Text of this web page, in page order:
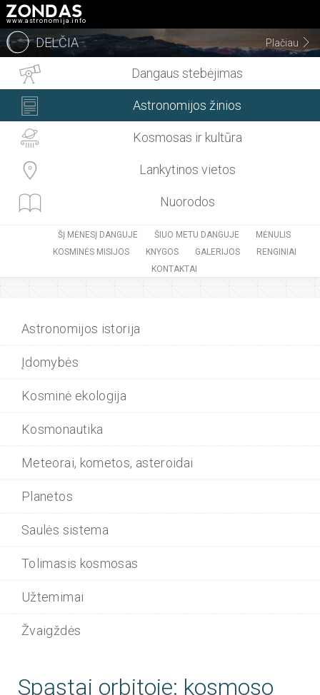
www.astronomija.info
DELČIA Plačiau
Dangaus stebėjimas
Astronomijos žinios
Kosmosas ir kultūra
Lankytinos vietos
Nuorodos
ŠĮ MĖNESĮ DANGUJE ŠIUO METU DANGUJE
MĖNULIS
KOSMINĖS MISIJOS
KNYGOS GALERIJOS
RENGINIAI
KONTAKTAI
Astronomijos istorija
Įdomybės
Kosminė ekologija
Kosmonautika
Meteorai, kometos, asteroidai
Planetos
Saulės sistema
Tolimasis kosmosas
Užtemimai
Žvaigždės
Spąstai orbitoje: kosmoso